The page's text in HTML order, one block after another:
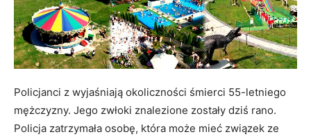
Policjanci z wyjaśniają okoliczności śmierci 55-letniego
mężczyzny. Jego zwłoki znalezione zostały dziś rano.
Policja zatrzymała osobę, która może mieć związek ze